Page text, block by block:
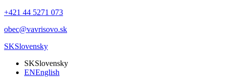
+421 44 5271 073
obec@vavrisovo.sk
SKSlovensky
SKSlovensky
ENEnglish